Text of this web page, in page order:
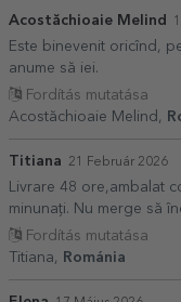
Acostăchioaie Melind
Este binevenit oricînd,
anume să iei.
Fordítás mutatása
Acostăchioaie Melind,
Titiana 21 Február 2026
Livrare 48 ore,ambalat
minunați. Nu merge să
Fordítás mutatása
Titiana,
Románia